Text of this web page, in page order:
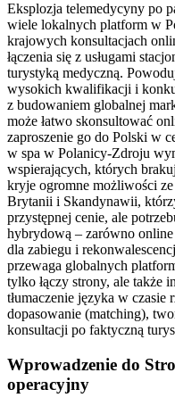
Eksplozja telemedycyny po
wiele lokalnych platform w
krajowych konsultacjach
łączenia się z usługami
turystyką medyczną.
wysokich kwalifikacji i
z budowaniem globalnej
może łatwo skonsultować
zaproszenie go do Polski w
w spa w Polanicy-Zdroju
wspierających, których
kryje ogromne możliwości
Brytanii i Skandynawii,
przystępnej cenie, ale
hybrydową – zarówno
dla zabiegu i
przewaga globalnych
tylko łączy strony, ale także
tłumaczenie języka w
dopasowanie (matching),
konsultacji po faktyczną
Wprowadzenie do
operacyjny